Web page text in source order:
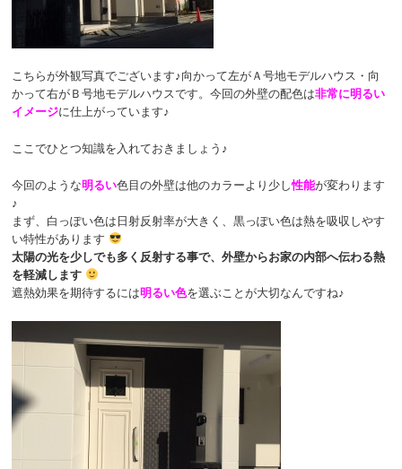
こちらが外観写真でございます♪向かって左がＡ号地モデルハウス・向
かって右がＢ号地モデルハウスです。今回の外壁の配色は非常に明るい
イメージに仕上がっています♪
ここでひとつ知識を入れておきましょう♪
今回のような明るい色目の外壁は他のカラーより少し性能が変わります
♪
まず、白っぽい色は日射反射率が大きく、黒っぽい色は熱を吸収しやす
い特性があります
太陽の光を少しでも多く反射する事で、外壁からお家の内部へ伝わる熱
を軽減します
遮熱効果を期待するには明るい色を選ぶことが大切なんですね♪